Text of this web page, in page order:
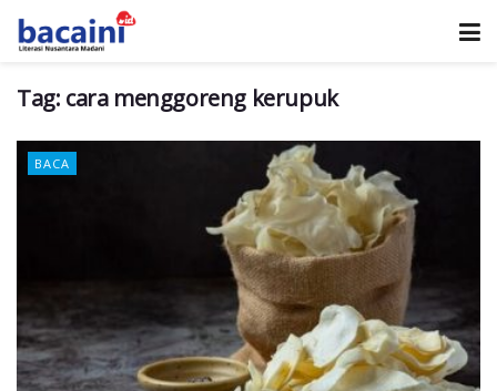
Tag: cara menggoreng kerupuk
BACA